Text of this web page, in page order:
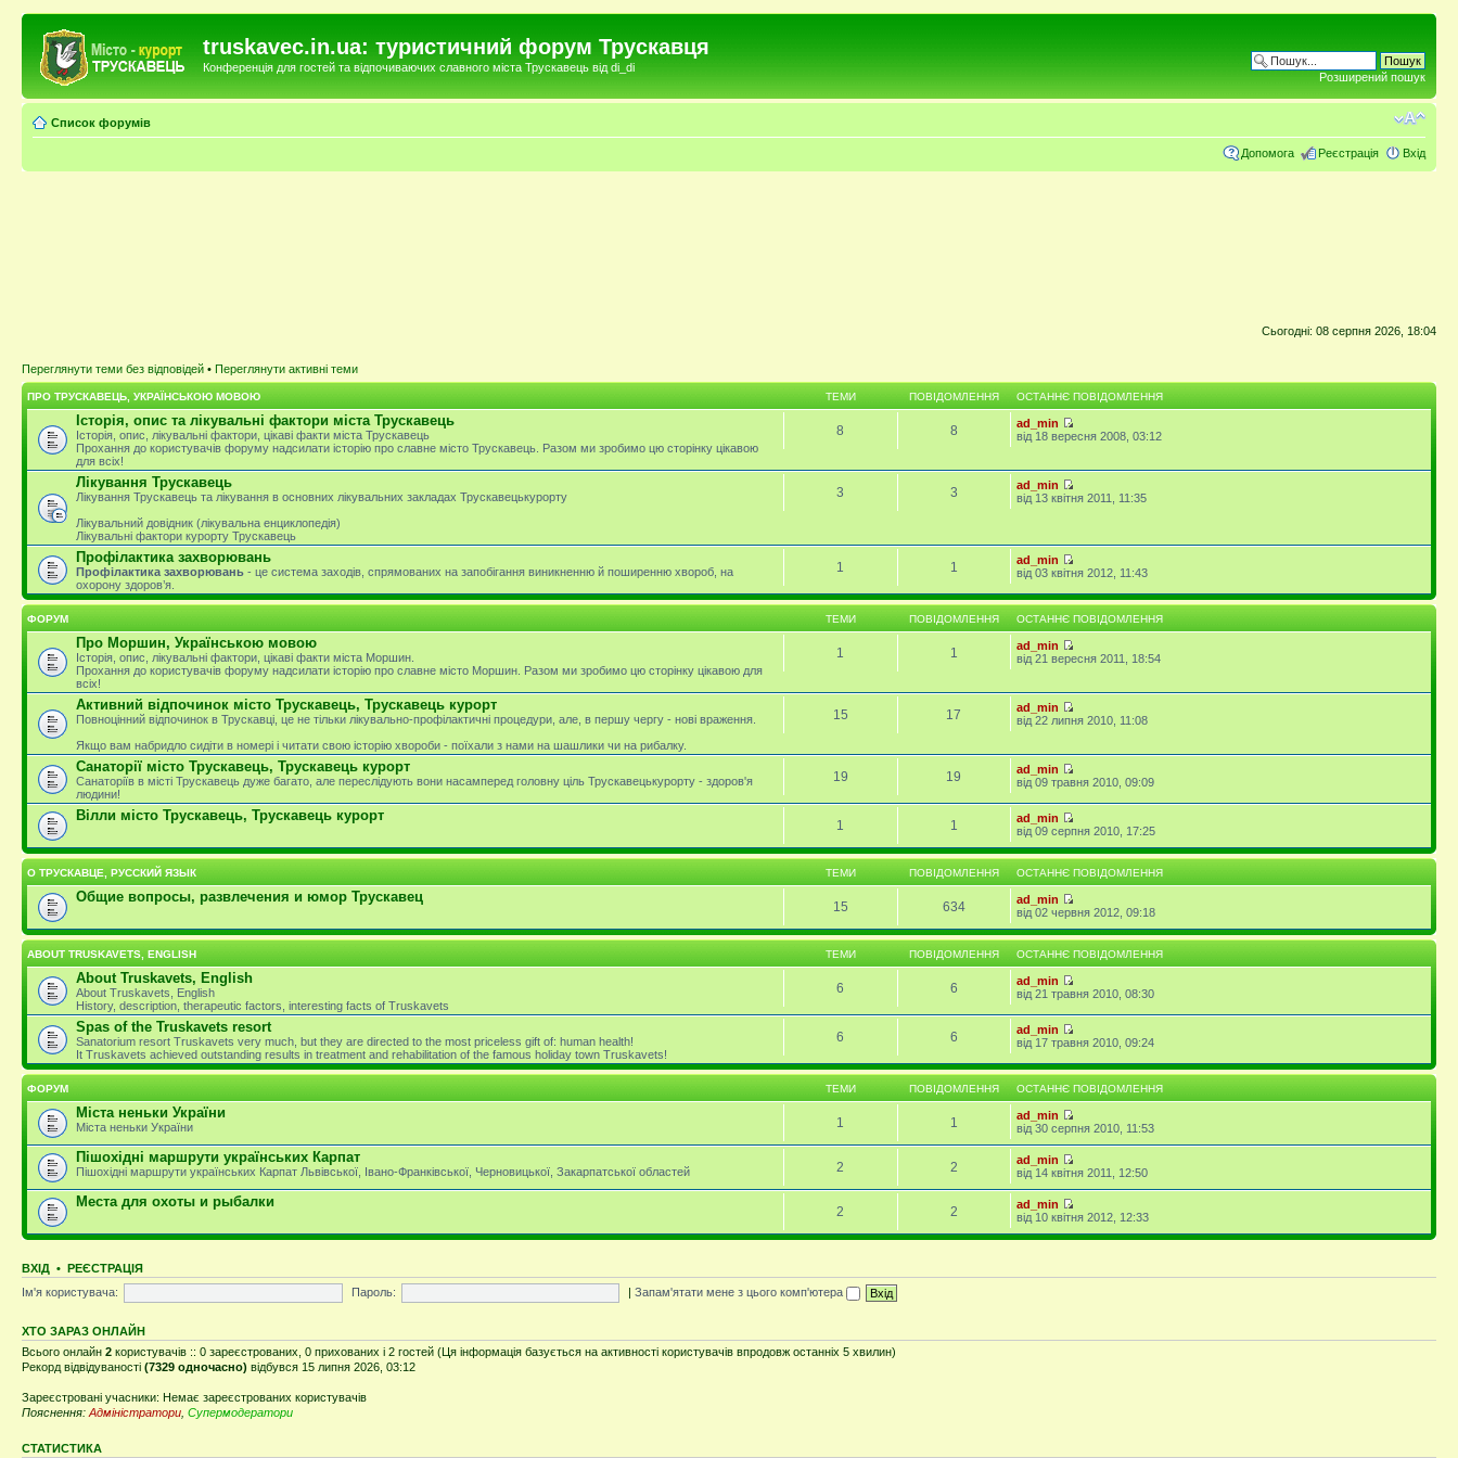
truskavec.in.ua: туристичний форум Трускавця
Конференція для гостей та відпочиваючих славного міста Трускавець від di_di
Розширений пошук
Список форумів
Допомога Реєстрація Вхід
Сьогодні: 08 серпня 2026, 18:04
Переглянути теми без відповідей • Переглянути активні теми
ПРО ТРУСКАВЕЦЬ, УКРАЇНСЬКОЮ МОВОЮ ТЕМИ ПОВІДОМЛЕННЯ ОСТАННЄ ПОВІДОМЛЕННЯ
Історія, опис та лікувальні фактори міста Трускавець
Історія, опис, лікувальні фактори, цікаві факти міста Трускавець
Прохання до користувачів форуму надсилати історію про славне місто Трускавець. Разом ми зробимо цю сторінку цікавою
для всіх!
8 8
ad_min
від 18 вересня 2008, 03:12
Лікування Трускавець
Лікування Трускавець та лікування в основних лікувальних закладах Трускавецькурорту
Лікувальний довідник (лікувальна енциклопедія)
Лікувальні фактори курорту Трускавець
3 3
ad_min
від 13 квітня 2011, 11:35
Профілактика захворювань
Профілактика захворювань - це система заходів, спрямованих на запобігання виникненню й поширенню хвороб, на
охорону здоров’я.
1 1
ad_min
від 03 квітня 2012, 11:43
ФОРУМ ТЕМИ ПОВІДОМЛЕННЯ ОСТАННЄ ПОВІДОМЛЕННЯ
Про Моршин, Українською мовою
Історія, опис, лікувальні фактори, цікаві факти міста Моршин.
Прохання до користувачів форуму надсилати історію про славне місто Моршин. Разом ми зробимо цю сторінку цікавою для
всіх!
1 1
ad_min
від 21 вересня 2011, 18:54
Активний відпочинок місто Трускавець, Трускавець курорт
Повноцінний відпочинок в Трускавці, це не тільки лікувально-профілактичні процедури, але, в першу чергу - нові враження.
Якщо вам набридло сидіти в номері і читати свою історію хвороби - поїхали з нами на шашлики чи на рибалку.
15 17
ad_min
від 22 липня 2010, 11:08
Санаторії місто Трускавець, Трускавець курорт
Санаторіїв в місті Трускавець дуже багато, але переслідують вони насамперед головну ціль Трускавецькурорту - здоров'я
людини!
19 19
ad_min
від 09 травня 2010, 09:09
Вілли місто Трускавець, Трускавець курорт
1 1
ad_min
від 09 серпня 2010, 17:25
О ТРУСКАВЦЕ, РУССКИЙ ЯЗЫК ТЕМИ ПОВІДОМЛЕННЯ ОСТАННЄ ПОВІДОМЛЕННЯ
Общие вопросы, развлечения и юмор Трускавец
15 634
ad_min
від 02 червня 2012, 09:18
ABOUT TRUSKAVETS, ENGLISH ТЕМИ ПОВІДОМЛЕННЯ ОСТАННЄ ПОВІДОМЛЕННЯ
About Truskavets, English
About Truskavets, English
History, description, therapeutic factors, interesting facts of Truskavets
6 6
ad_min
від 21 травня 2010, 08:30
Spas of the Truskavets resort
Sanatorium resort Truskavets very much, but they are directed to the most priceless gift of: human health!
It Truskavets achieved outstanding results in treatment and rehabilitation of the famous holiday town Truskavets!
6 6
ad_min
від 17 травня 2010, 09:24
ФОРУМ ТЕМИ ПОВІДОМЛЕННЯ ОСТАННЄ ПОВІДОМЛЕННЯ
Міста неньки України
Міста неньки України 1 1
ad_min
від 30 серпня 2010, 11:53
Пішохідні маршрути українських Карпат
Пішохідні маршрути українських Карпат Львівської, Івано-Франківської, Черновицької, Закарпатської областей 2 2
ad_min
від 14 квітня 2011, 12:50
Места для охоты и рыбалки
2 2
ad_min
від 10 квітня 2012, 12:33
ВХІД • РЕЄСТРАЦІЯ
Ім'я користувача:
Пароль: |Запам'ятати мене з цього комп'ютера
ХТО ЗАРАЗ ОНЛАЙН
Всього онлайн 2 користувачів :: 0 зареєстрованих, 0 прихованих і 2 гостей (Ця інформація базується на активності користувачів впродовж останніх 5 хвилин)
Рекорд відвідуваності (7329 одночасно) відбувся 15 липня 2026, 03:12
Зареєстровані учасники: Немає зареєстрованих користувачів
Пояснення: Адміністратори Супермодератори
СТАТИСТИКА